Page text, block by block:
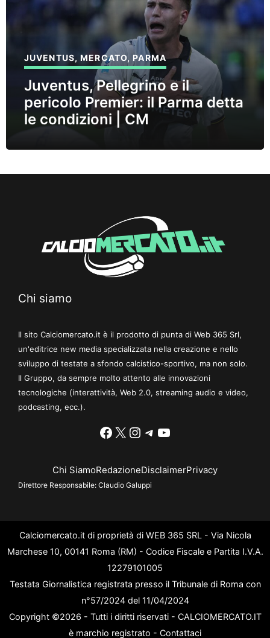
JUVENTUS,MERCATO,PARMA
Juventus, Pellegrino e il
pericolo Premier: il Parma detta
le condizioni | CM
Chi siamo
Il sito Calciomercato.it è il prodotto di punta di Web 365 Srl,
un'editrice new media specializzata nella creazione e nello
sviluppo di testate a sfondo calcistico-sportivo, ma non solo.
Il Gruppo, da sempre molto attento alle innovazioni
tecnologiche (interattività, Web 2.0, streaming audio e video,
podcasting, ecc.).
Facebook
X Instagram
Telegram
YouTube
Chi SiamoRedazioneDisclaimerPrivacy
Direttore Responsabile: Claudio Galuppi
Calciomercato.it di proprietà di WEB 365 SRL - Via Nicola
Marchese 10, 00141 Roma (RM) - Codice Fiscale e Partita I.V.A.
12279101005
Testata Giornalistica registrata presso il Tribunale di Roma con
n°57/2024 del 11/04/2024
Copyright ©2026 - Tutti i diritti riservati - CALCIOMERCATO.IT
è marchio registrato - Contattaci